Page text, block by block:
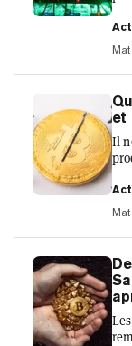
de
et
Il
de